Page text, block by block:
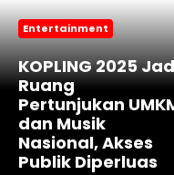
Entertainment
KOPLING 2025
Ruang
Pertunjukan
dan Musik
Nasional, Akses
Publik Diperluas